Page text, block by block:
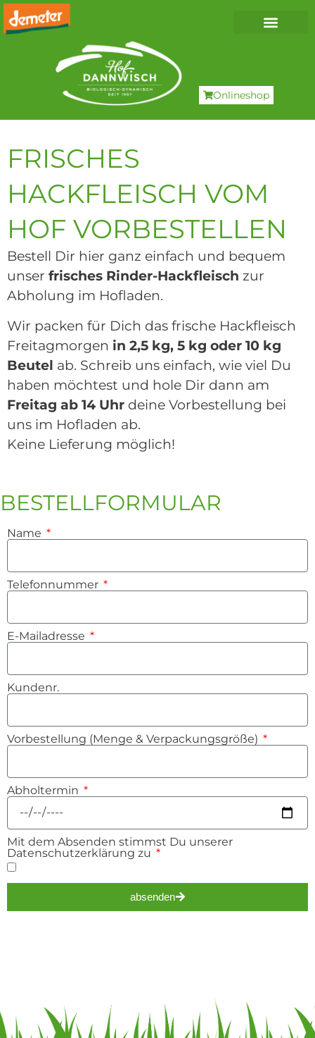
Onlineshop
FRISCHES
HACKFLEISCH VOM
HOF VORBESTELLEN
Bestell Dir hier ganz einfach und bequem
unser frisches Rinder-Hackfleisch zur
Abholung im Hofladen.
Wir packen für Dich das frische Hackfleisch
Freitagmorgen in 2,5 kg, 5 kg oder 10 kg
Beutel ab. Schreib uns einfach, wie viel Du
haben möchtest und hole Dir dann am
Freitag ab 14 Uhr deine Vorbestellung bei
uns im Hofladen ab.
Keine Lieferung möglich!
BESTELLFORMULAR
Name
Telefonnummer
E-Mailadresse
Kundenr.
Vorbestellung (Menge & Verpackungsgröße)
Abholtermin
Mit dem Absenden stimmst Du unserer
Datenschutzerklärung zu
absenden